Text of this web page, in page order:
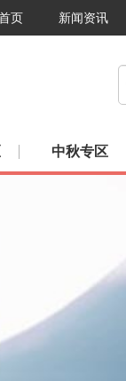
页 新闻资讯
中秋专区